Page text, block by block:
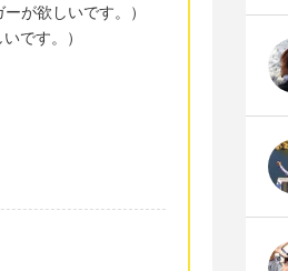
が欲しいです。）
です。）